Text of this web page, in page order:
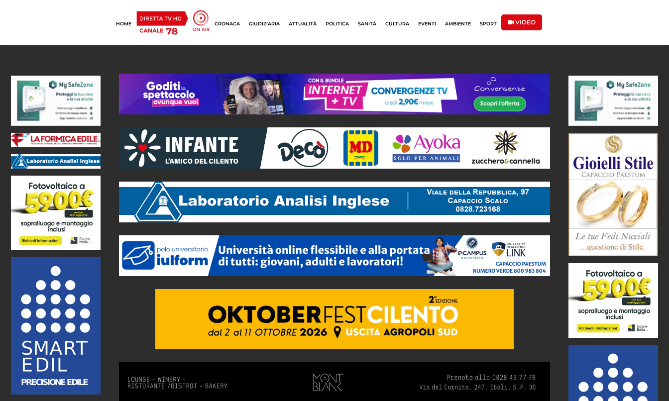
HOME CRONACA GIUDIZIARIA ATTUALITÀ POLITICA SANITÀ CULTURA EVENTI AMBIENTE SPORT VIDEO